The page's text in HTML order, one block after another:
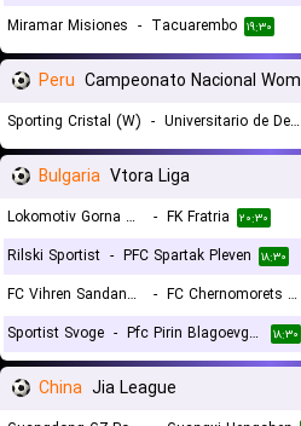
Miramar Misiones - Tacuarembo ۱۹:۳۰
Peru Campeonato Nacional Women
Sporting Cristal (W) - Universitario de Deportes (W)
Bulgaria Vtora Liga
Lokomotiv Gorna Oryahovitsa - FK Fratria ۲۰:۳۰
Rilski Sportist - PFC Spartak Pleven ۱۸:۳۰
FC Vihren Sandanski
- FC Chernomorets 1919 Burgas
Sportist Svoge - Pfc Pirin Blagoevgrad ۱۸:۳۰
China Jia League